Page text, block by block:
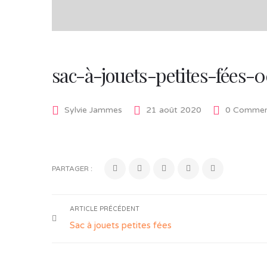
sac-à-jouets-petites-fées-
Sylvie Jammes 21 août 2020 0
PARTAGER :
ARTICLE PRÉCÉDENT
Sac à jouets petites fées